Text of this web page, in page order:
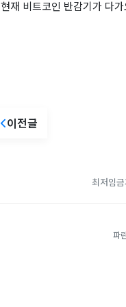
현재 비트코인 반감기가 다
이전글
최저임
파